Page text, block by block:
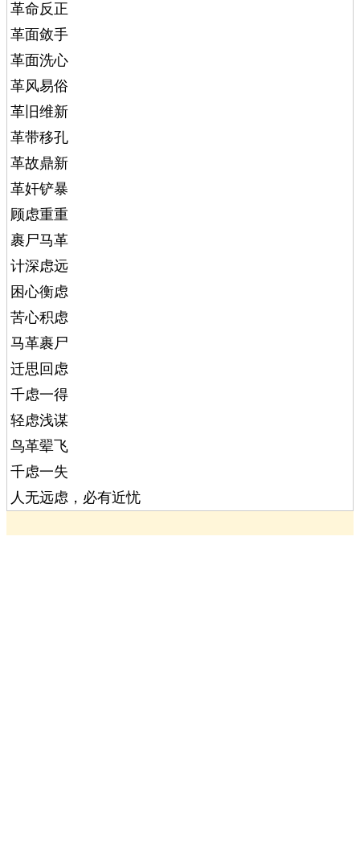
革命反正
革面敛手
革面洗心
革风易俗
革旧维新
革带移孔
革故鼎新
革奸铲暴
顾虑重重
裹尸马革
计深虑远
困心衡虑
苦心积虑
马革裹尸
迁思回虑
千虑一得
轻虑浅谋
鸟革翚飞
千虑一失
人无远虑，必有近忧